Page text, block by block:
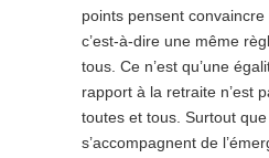
points pensent convaincre
c’est-à-dire une même
tous. Ce n’est qu’une
rapport à la retraite n’est
toutes et tous. Surtout
s’accompagnent de